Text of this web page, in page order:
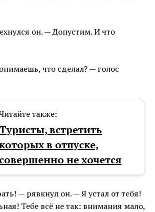
он. — Допустим. И что
что сделал? — голос
также:
Туристы, встретить
в отпуске,
совершенно не хочется
— рявкнул он. — Я устал от тебя!
Тебе всё не так: внимания мало,